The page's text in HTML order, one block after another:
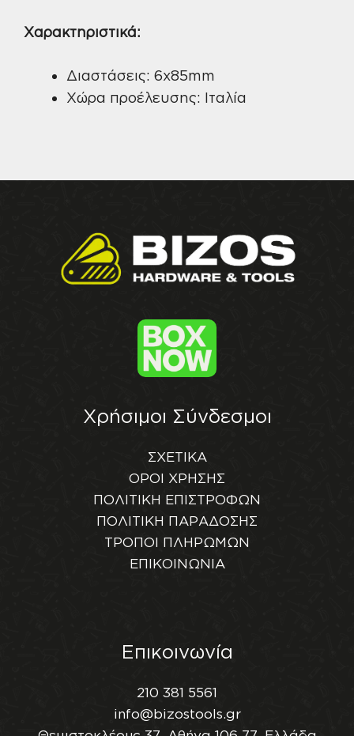
Χαρακτηριστικά:
Διαστάσεις: 6x85mm
Χώρα προέλευσης: Ιταλία
Χρήσιμοι Σύνδεσμοι
ΣΧΕΤΙΚΑ
ΟΡΟΙ ΧΡΗΣΗΣ
ΠΟΛΙΤΙΚΗ ΕΠΙΣΤΡΟΦΩΝ
ΠΟΛΙΤΙΚΗ ΠΑΡΑΔΟΣΗΣ
ΤΡΟΠΟΙ ΠΛΗΡΩΜΩΝ
ΕΠΙΚΟΙΝΩΝΙΑ
Επικοινωνία
210 381 5561
info@bizostools.gr